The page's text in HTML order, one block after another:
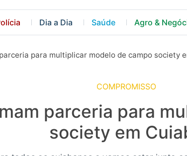
Dia a Dia Saúde Agro &
para multiplicar modelo de campo society
COMPROMISSO
parceria para
society em